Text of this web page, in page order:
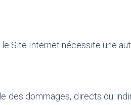
le Site Internet nécessite une
des dommages, directs ou